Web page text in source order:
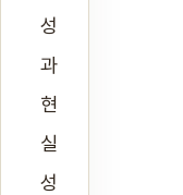
성
과
현
실
성